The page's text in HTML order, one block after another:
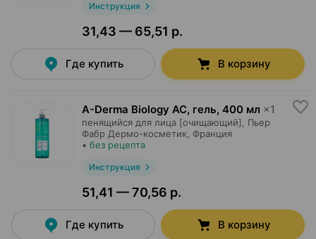
Инструкция
31,43 — 65,51 р.
Где купить В корзину
A-Derma Biology AC, гель, 400 мл ×1
пенящийся для лица [очищающий],
Пьер
Фабр Дермо-косметик , Франция
• без рецепта
Инструкция
51,41 — 70,56 р.
Где купить В корзину